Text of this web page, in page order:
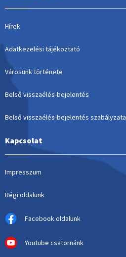
Hírek
Adatkezelési tájékoztató
Városunk története
Belső visszaélés-bejelentés
Belső visszaélés-bejelentés szabályzata
Kapcsolat
Impresszum
Régi oldalunk
Facebook oldalunk
Youtube csatornánk